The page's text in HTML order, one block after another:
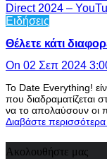
Ειδήσεις
Θέλετε κάτι
On 02 Σεπ 2024
Το Date Everything!
που διαδραματίζεται
να το απολαύσουν οι
Διαβάστε περισσότερα
Ακολουθήστε μας